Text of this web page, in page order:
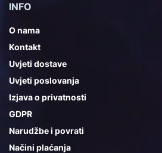
INFO
O nama
Kontakt
Uvjeti dostave
Uvjeti poslovanja
Izjava o privatnosti
GDPR
Narudžbe i povrati
Načini plaćanja